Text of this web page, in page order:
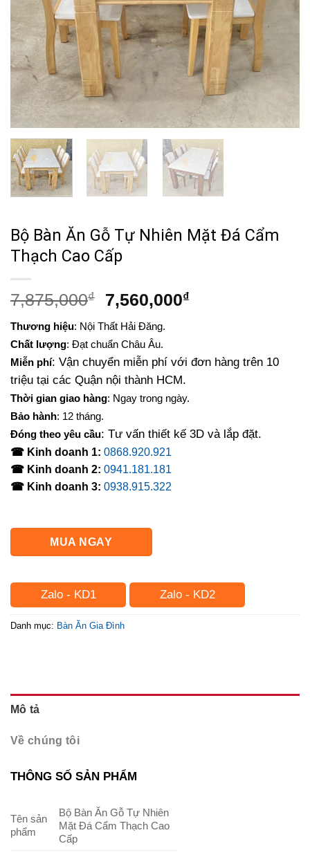
Bộ Bàn Ăn Gỗ Tự Nhiên Mặt Đá Cẩm
Thạch Cao Cấp
7,875,000₫
Giá
là:
7,875,000₫.
7,560,000₫Giá
7,560,000₫.
Thương hiệu: Nội Thất Hải Đăng.
Chất lượng: Đạt chuẩn Châu Âu.
Miễn phí: Vận chuyển miễn phí với đơn hàng trên 10
triệu tại các Quận nội thành HCM.
Thời gian giao hàng: Ngay trong ngày.
Bảo hành: 12 tháng.
Đóng theo yêu cầu: Tư vấn thiết kế 3D và lắp đặt.
☎ Kinh doanh 1: 0868.920.921
☎ Kinh doanh 2: 0941.181.181
☎ Kinh doanh 3: 0938.915.322
MUA NGAY
Zalo - KD1 Zalo - KD2
Danh mục: Bàn Ăn Gia Đình
Mô tả
Về chúng tôi
THÔNG SỐ SẢN PHẨM
Tên sản
phẩm
Bộ Bàn Ăn Gỗ Tự Nhiên
Mặt Đá Cẩm Thạch Cao
Cấp